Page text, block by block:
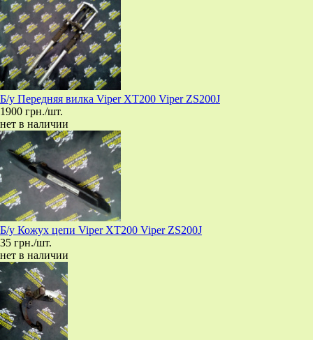
Б/у Передняя вилка Viper XT200 Viper ZS200J
1900 грн./шт.
нет в наличии
Б/у Кожух цепи Viper XT200 Viper ZS200J
35 грн./шт.
нет в наличии